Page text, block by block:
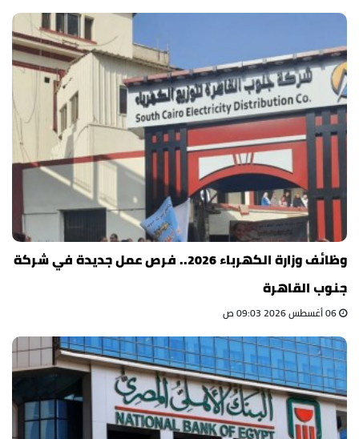
وظائف وزارة الكهرباء 2026.. فرص عمل جديدة في شركة
جنوب القاهرة